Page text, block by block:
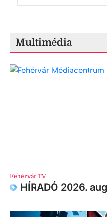
Multimédia
Fehérvár TV
HÍRADÓ 2026.